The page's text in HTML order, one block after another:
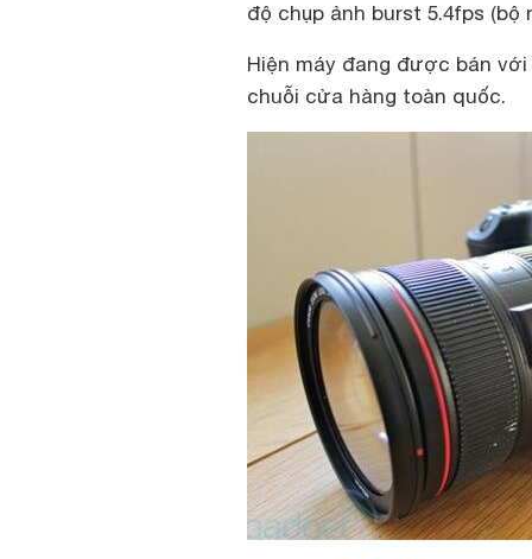
độ chụp ảnh burst 5.4fps (bộ
Hiện máy đang được bán
chuỗi cửa hàng toàn quốc.